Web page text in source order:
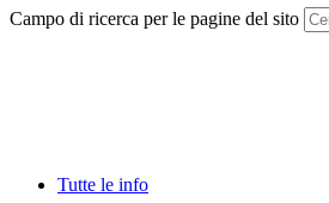
Campo di ricerca per le pagine del sito
Tutte le info